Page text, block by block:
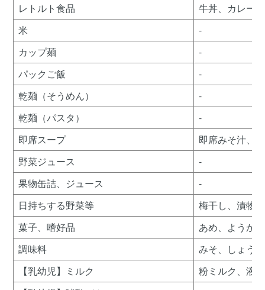
レトルト食品
牛丼、カレー
米
-
カップ麺
-
パックご飯
-
乾麺（そうめん）
-
乾麺（パスタ）
-
即席スープ
即席みそ汁、
野菜ジュース
-
果物缶詰、ジュース
-
日持ちする野菜等
梅干し、漬物
菓子、嗜好品
あめ、ようか
調味料
みそ、しょう
【乳幼児】ミルク
粉ミルク、液